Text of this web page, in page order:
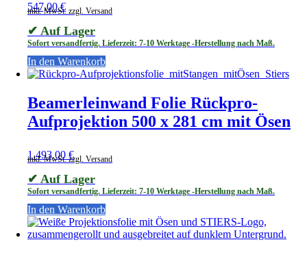
547,00€
inkl. MwSt. zzgl. Versand
✔ Auf Lager
Sofort versandfertig. Lieferzeit: 7-10 Werktage -Herstellung nach Maß.
In den Warenkorb
Beamerleinwand Folie Rückpro-
Aufprojektion 500 x 281 cm mit Ösen
1.493,00 €
inkl. MwSt. zzgl. Versand
✔ Auf Lager
Sofort versandfertig. Lieferzeit: 7-10 Werktage -Herstellung nach Maß.
In den Warenkorb